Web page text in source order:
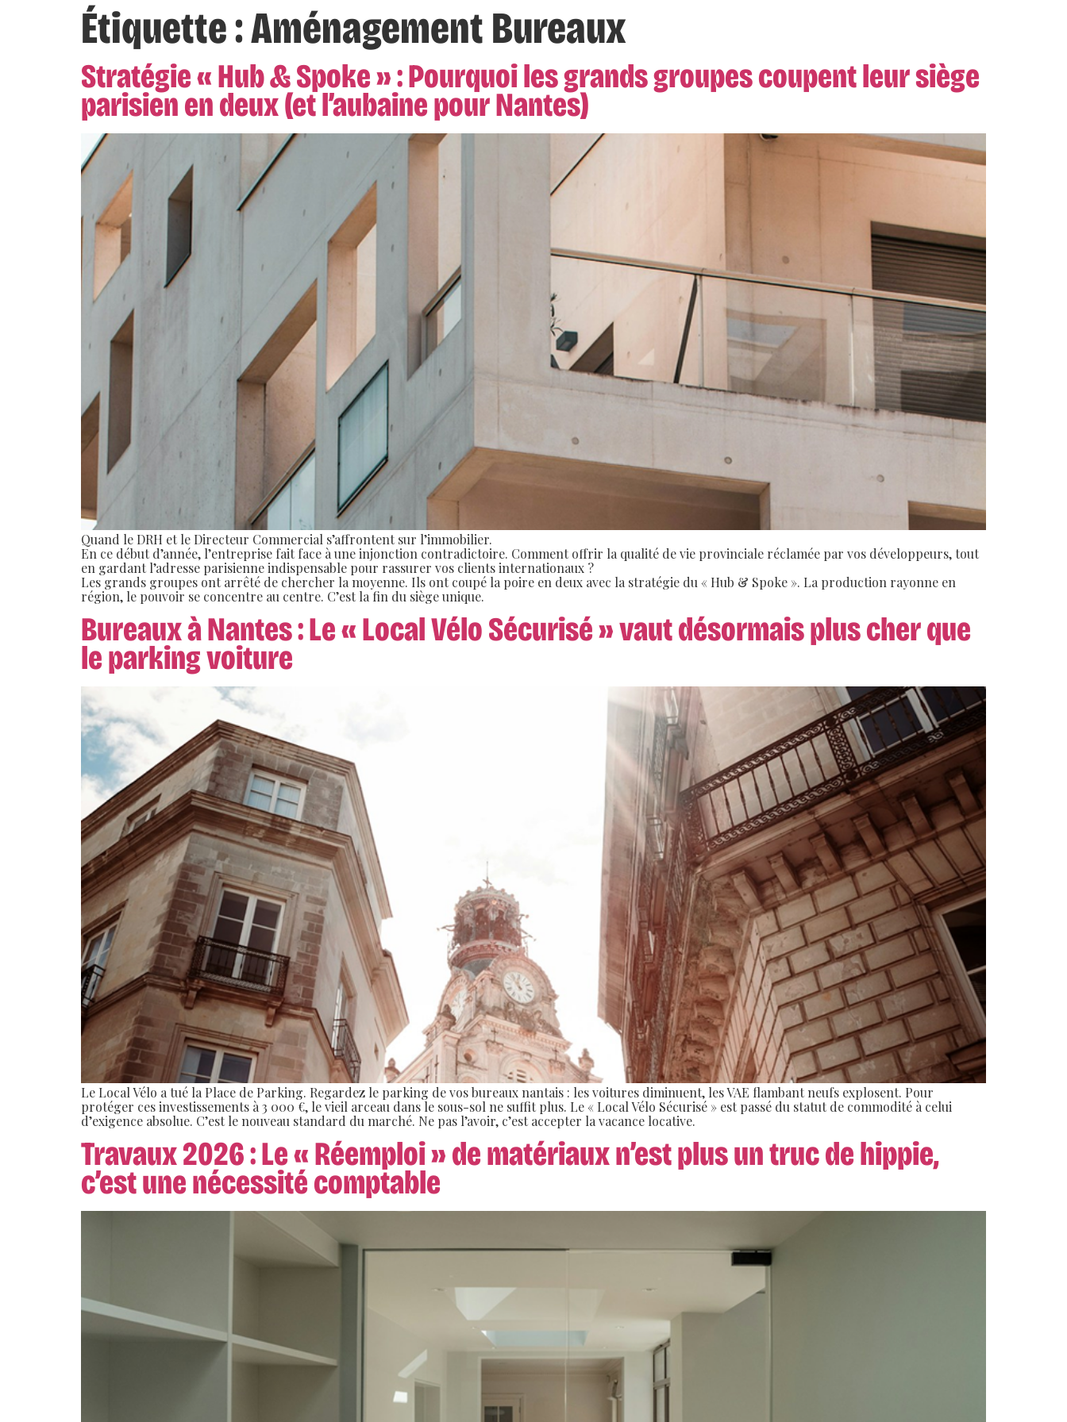
Étiquette :Aménagement Bureaux
Stratégie « Hub & Spoke » : Pourquoi les grands groupes coupent leur siège
parisien en deux (et l’aubaine pour Nantes)
Quand le DRH et le Directeur Commercial s’affrontent sur l’immobilier.
En ce début d’année, l’entreprise fait face à une injonction contradictoire. Comment offrir la qualité de vie provinciale réclamée par vos développeurs, tout
en gardant l’adresse parisienne indispensable pour rassurer vos clients internationaux ?
Les grands groupes ont arrêté de chercher la moyenne. Ils ont coupé la poire en deux avec la stratégie du « Hub & Spoke ». La production rayonne en
région, le pouvoir se concentre au centre. C’est la fin du siège unique.
Bureaux à Nantes : Le « Local Vélo Sécurisé » vaut désormais plus cher que
le parking voiture
Le Local Vélo a tué la Place de Parking. Regardez le parking de vos bureaux nantais : les voitures diminuent, les VAE flambant neufs explosent. Pour
protéger ces investissements à 3 000 €, le vieil arceau dans le sous-sol ne suffit plus. Le « Local Vélo Sécurisé » est passé du statut de commodité à celui
d’exigence absolue. C’est le nouveau standard du marché. Ne pas l’avoir, c’est accepter la vacance locative.
Travaux 2026 : Le « Réemploi » de matériaux n’est plus un truc de hippie,
c’est une nécessité comptable